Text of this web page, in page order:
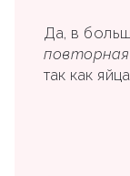
Да, в
повторная
так как